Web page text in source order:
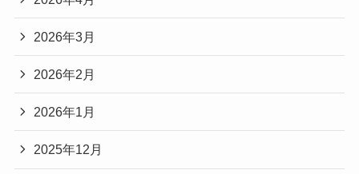
2026年3月
2026年2月
2026年1月
2025年12月